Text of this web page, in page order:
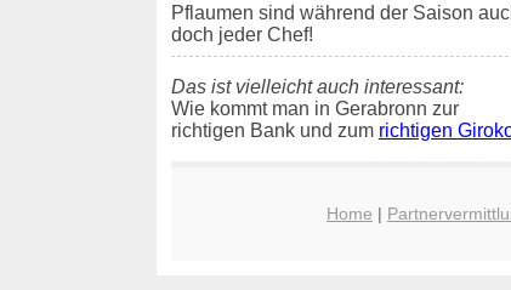
Pflaumen sind während der Saison
doch jeder Chef!
Das ist vielleicht auch interessant:
Wie kommt man in Gerabronn zur
richtigen Bank und zum richtigen
Home |